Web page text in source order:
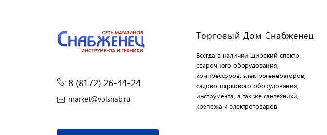
8 (8172) 26-44-24
market@volsnab.ru
Торговый Дом Снабженец
Всегда в наличии широкий спектр
сварочного оборудования,
компрессоров, электрогенераторов,
садово-паркового оборудования,
инструмента, а так же сантехники,
крепежа и электротоваров.